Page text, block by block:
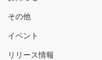
その他
イベント
リリース情報